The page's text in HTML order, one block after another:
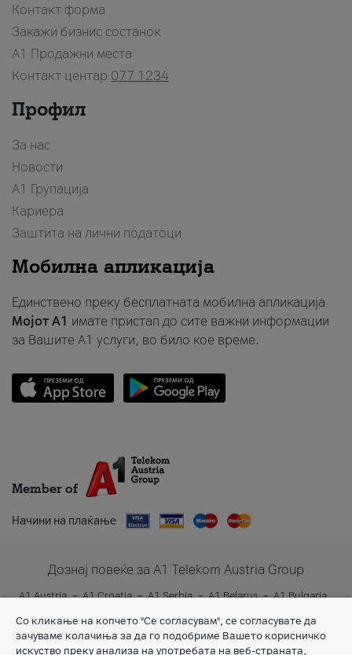
Контакт форма
Закажи бизнис состанок
A1 Продажни места
Контакт центар 077 1234
Профил
За нас
Новости
А1 Групација
Кариера
Заштита на лични податоци
Мобилна апликација
Единствено преку бесплатната мобилна апликација
Мојот A1 имате пристап до сите важни информации
за Вашите A1 услуги, во било кое време.
Member of
Начини на плаќање
Дознај повеќе за A1 Telekom Austria Group
A1 Austria A1 Croatia A1 Serbia A1 Belarus
A1 Bulgaria
Со кликање на копчето "Се согласувам", се согласувате да
зачуваме колачиња за да го подобриме Вашето корисничко
искуство преку анализа на употребата на веб-страната,